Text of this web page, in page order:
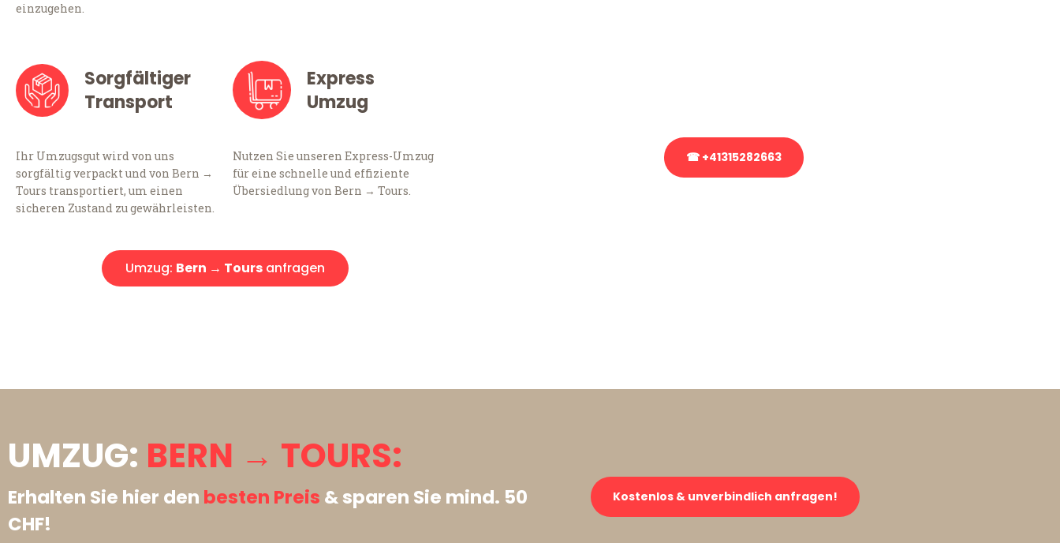
einzugehen.
Sorgfältiger
Transport
Ihr Umzugsgut wird von uns
sorgfältig verpackt und von Bern →
Tours transportiert, um einen
sicheren Zustand zu gewährleisten.
Express
Umzug
Nutzen Sie unseren Express-Umzug
für eine schnelle und effiziente
Übersiedlung von Bern → Tours.
Umzug: Bern → Toursanfragen
☎ +41315282663
UMZUG: BERN → TOURS:
Erhalten Sie hier den besten Preis & sparen Sie mind. 50
CHF!
Kostenlos & unverbindlich anfragen!